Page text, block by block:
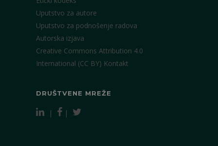
Uputstvo za autore
Uputstvo za podnošenje radova
Autorska izjava
Creative Commons Attribution 4.0
International (CC BY) Kontakt
DRUŠTVENE MREŽE
| |